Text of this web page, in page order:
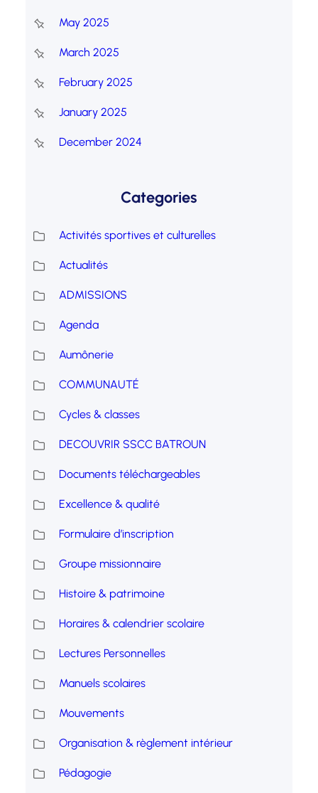
May 2025
March 2025
February 2025
January 2025
December 2024
Categories
Activités sportives et culturelles
Actualités
ADMISSIONS
Agenda
Aumônerie
COMMUNAUTÉ
Cycles & classes
DECOUVRIR SSCC BATROUN
Documents téléchargeables
Excellence & qualité
Formulaire d’inscription
Groupe missionnaire
Histoire & patrimoine
Horaires & calendrier scolaire
Lectures Personnelles
Manuels scolaires
Mouvements
Organisation & règlement intérieur
Pédagogie